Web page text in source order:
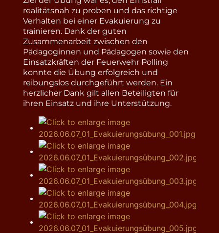
realitätsnah zu proben und das richtige
Verhalten bei einer Evakuierung zu
trainieren. Dank der guten
Zusammenarbeit zwischen den
Pädagoginnen und Pädagogen sowie den
Einsatzkräften der Feuerwehr Polling
konnte die Übung erfolgreich und
reibungslos durchgeführt werden. Ein
herzlicher Dank gilt allen Beteiligten für
ihren Einsatz und ihre Unterstützung.